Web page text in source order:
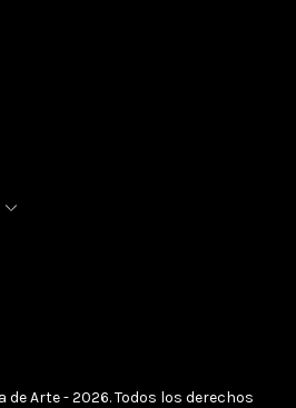
de Arte - 2026. Todos los derechos